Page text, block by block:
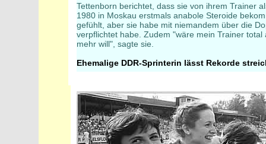
Tettenborn berichtet, dass sie von ihrem Trainer
1980 in Moskau erstmals anabole Steroide
gefühlt, aber sie habe mit niemandem über die
verpflichtet habe. Zudem "wäre mein Trainer
mehr will", sagte sie.
Ehemalige DDR-Sprinterin lässt Rekorde